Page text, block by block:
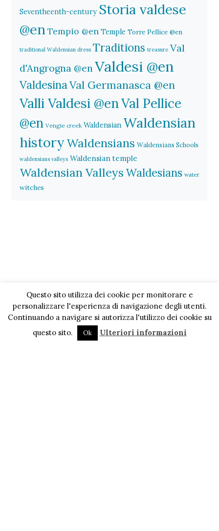
Seventheenth-century Storia valdese
@en Tempio @en Temple Torre Pellice @en
traditional Waldensian dress Traditions treasure Val
d'Angrogna @enValdesi @en
ValdesinaVal Germanasca @en
Valli Valdesi @enVal Pellice
@en Vengie creek Waldensian Waldensian
historyWaldensians Waldensians Schools
waldensians valleys Waldensian temple
Waldensian Valleys Waldesians water
witches
Questo sito utilizza dei cookie per monitorare e
personalizzare l'esperienza di navigazione degli utenti.
Continuando a navigare si autorizza l'utilizzo dei cookie su
questo sito.
Ok Ulteriori informazioni